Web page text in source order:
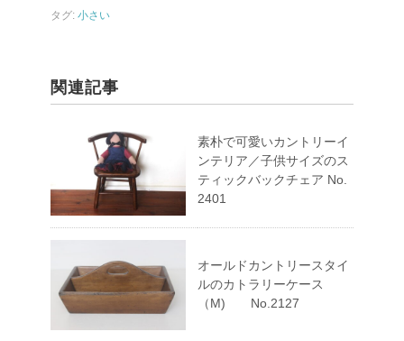
タグ: 小さい
関連記事
素朴で可愛いカントリーイ
ンテリア／子供サイズのス
ティックバックチェア No.
2401
オールドカントリースタイ
ルのカトラリーケース
（M) No.2127